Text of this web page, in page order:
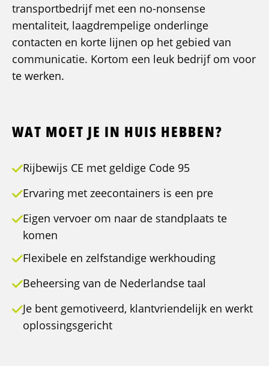
transportbedrijf met een no-nonsense
mentaliteit, laagdrempelige onderlinge
contacten en korte lijnen op het gebied van
communicatie. Kortom een leuk bedrijf om voor
te werken.
WAT MOET JE IN HUIS HEBBEN?
Rijbewijs CE met geldige Code 95
Ervaring met zeecontainers is een pre
Eigen vervoer om naar de standplaats te
komen
Flexibele en zelfstandige werkhouding
Beheersing van de Nederlandse taal
Je bent gemotiveerd, klantvriendelijk en werkt
oplossingsgericht